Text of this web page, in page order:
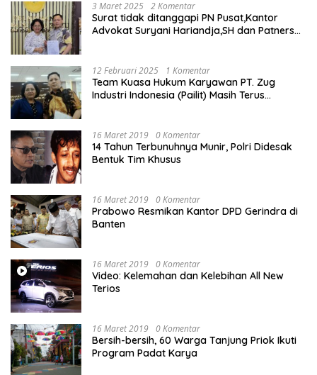
3 Maret 2025 2 Komentar
Surat tidak ditanggapi PN Pusat,Kantor
Advokat Suryani Hariandja,SH dan Patners
12 Februari 2025 1 Komentar
Team Kuasa Hukum Karyawan PT. Zug
Industri Indonesia (Pailit) Masih Terus
16 Maret 2019 0 Komentar
14 Tahun Terbunuhnya Munir, Polri Didesak
Bentuk Tim Khusus
16 Maret 2019 0 Komentar
Prabowo Resmikan Kantor DPD Gerindra di
Banten
16 Maret 2019 0 Komentar
Video: Kelemahan dan Kelebihan All New
Terios
16 Maret 2019 0 Komentar
Bersih-bersih, 60 Warga Tanjung Priok Ikuti
Program Padat Karya